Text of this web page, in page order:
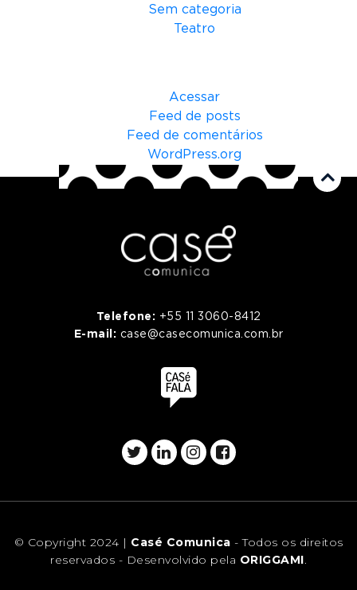
Sem categoria
Teatro
Acessar
Feed de posts
Feed de comentários
WordPress.org
Telefone: +55 11 3060-8412
E-mail: case@casecomunica.com.br
© Copyright 2024 | Casé Comunica - Todos os direitos
reservados - Desenvolvido pela ORIGGAMI.